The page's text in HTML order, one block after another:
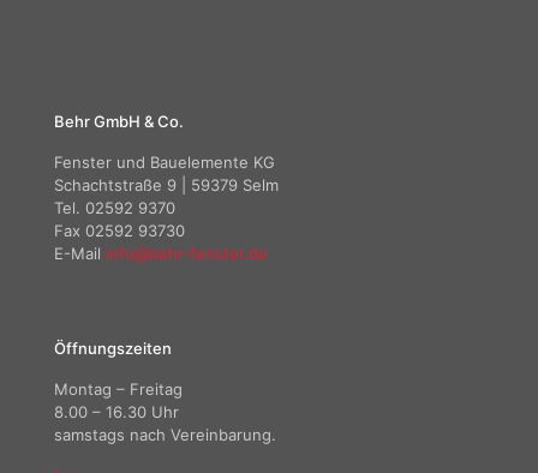
Behr GmbH & Co.
Fenster und Bauelemente KG
Schachtstraße 9 | 59379 Selm
Tel. 02592 9370
Fax 02592 93730
E-Mail info@behr-fenster.de
Öffnungszeiten
Montag – Freitag
8.00 – 16.30 Uhr
samstags nach Vereinbarung.